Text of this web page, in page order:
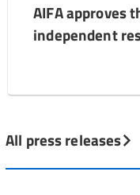
AIFA approves
independent
All press releases